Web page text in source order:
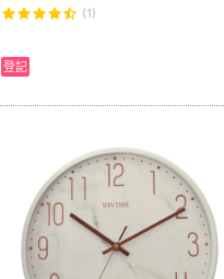
(1)
登記